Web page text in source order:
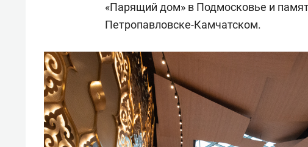
«Парящий дом» в Подмосковье и
Петропавловске-Камчатском.